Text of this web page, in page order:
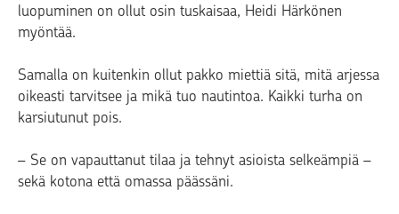
luopuminen on ollut osin tuskaisaa, Heidi Härkönen
myöntää.
Samalla on kuitenkin ollut pakko miettiä sitä, mitä arjessa
oikeasti tarvitsee ja mikä tuo nautintoa. Kaikki turha on
karsiutunut pois.
– Se on vapauttanut tilaa ja tehnyt asioista selkeämpiä –
sekä kotona että omassa päässäni.